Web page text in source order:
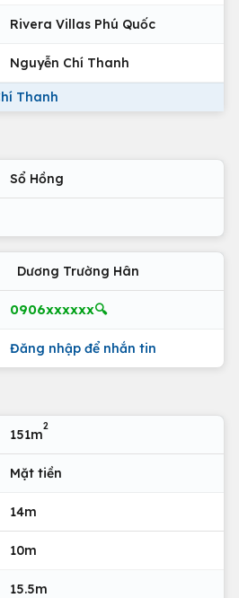
Rivera Villas Phú Quốc
Nguyễn Chí Thanh
Thanh
Sổ Hồng
Dương Trường Hân
0906xxxxxx🔍
Đăng nhập để nhắn tin
151m
2
Mặt tiền
14m
10m
15.5m